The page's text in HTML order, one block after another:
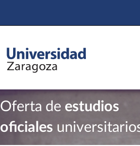
Oferta de estudios
oficiales